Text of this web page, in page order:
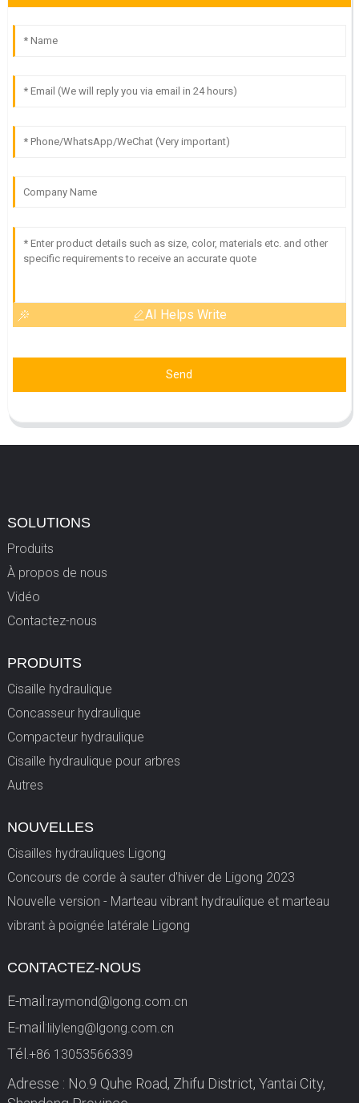
AI Helps Write
Send
SOLUTIONS
Produits
À propos de nous
Vidéo
Contactez-nous
PRODUITS
Cisaille hydraulique
Concasseur hydraulique
Compacteur hydraulique
Cisaille hydraulique pour arbres
Autres
NOUVELLES
Cisailles hydrauliques Ligong
Concours de corde à sauter d'hiver de Ligong 2023
Nouvelle version - Marteau vibrant hydraulique et marteau
vibrant à poignée latérale Ligong
CONTACTEZ-NOUS
E-mail:raymond@lgong.com.cn
E-mail:lilyleng@lgong.com.cn
Tél. +86 13053566339
Adresse : No.9 Quhe Road, Zhifu District, Yantai City,